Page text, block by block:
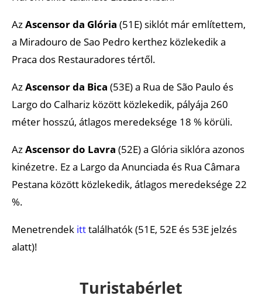
AzAscensor da Glória (51E) siklót már említettem,
a Miradouro de Sao Pedro kerthez közlekedik a
Praca dos Restauradores tértől.
AzAscensor da Bica (53E) a Rua de São Paulo és
Largo do Calhariz között közlekedik, pályája 260
méter hosszú, átlagos meredeksége 18 % körüli.
AzAscensor do Lavra (52E) a Glória siklóra azonos
kinézetre. Ez a Largo da Anunciada és Rua Câmara
Pestana között közlekedik, átlagos meredeksége 22
%.
Menetrendek itttalálhatók (51E, 52E és 53E jelzés
alatt)!
Turistabérlet